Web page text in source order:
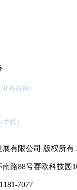
务咨询）
手机）
有限公司 版权所有
路88号赛欧科技园
7077